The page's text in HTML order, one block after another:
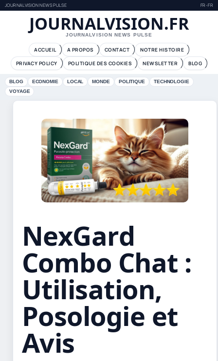
JOURNALVISION NEWS PULSE FR-FR
JOURNALVISION.FR
JOURNALVISION NEWS PULSE
ACCUEIL A PROPOS CONTACT
NOTRE HISTOIRE
PRIVACY POLICY
POLITIQUE DES COOKIES NEWSLETTER BLOG
BLOG ECONOMIE LOCAL MONDE POLITIQUE
TECHNOLOGIE
VOYAGE
NexGard
Combo Chat :
Utilisation,
Posologie et
Avis